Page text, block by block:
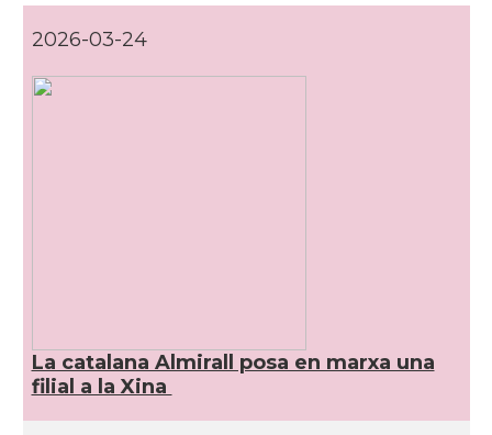
2026-03-24
La catalana Almirall posa en marxa una
filial a la Xina